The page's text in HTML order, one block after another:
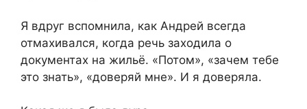
Я вдруг вспомнила, как Андрей всегда
отмахивался, когда речь заходила о
документах на жильё. «Потом», «зачем тебе
это знать», «доверяй мне». И я доверяла.